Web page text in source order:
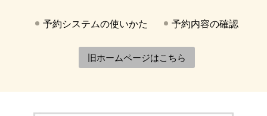
予約システムの使いかた 予約内容の確認
旧ホームページはこちら